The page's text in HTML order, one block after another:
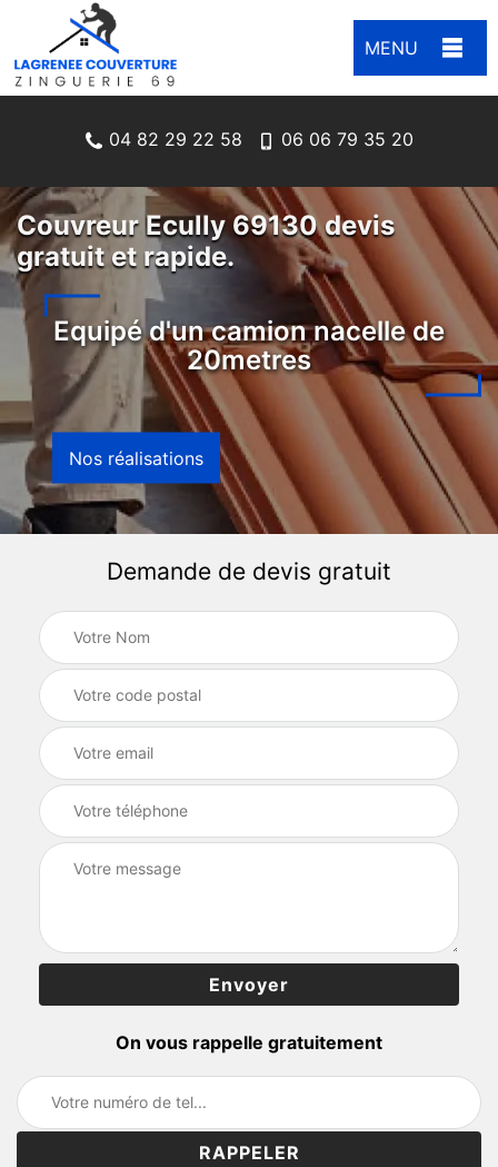
MENU
04 82 29 22 58 06 06 79 35 20
Couvreur Ecully 69130 devis
gratuit et rapide.
Equipé d'un camion nacelle de
20metres
Nos réalisations
Demande de devis gratuit
On vous rappelle gratuitement